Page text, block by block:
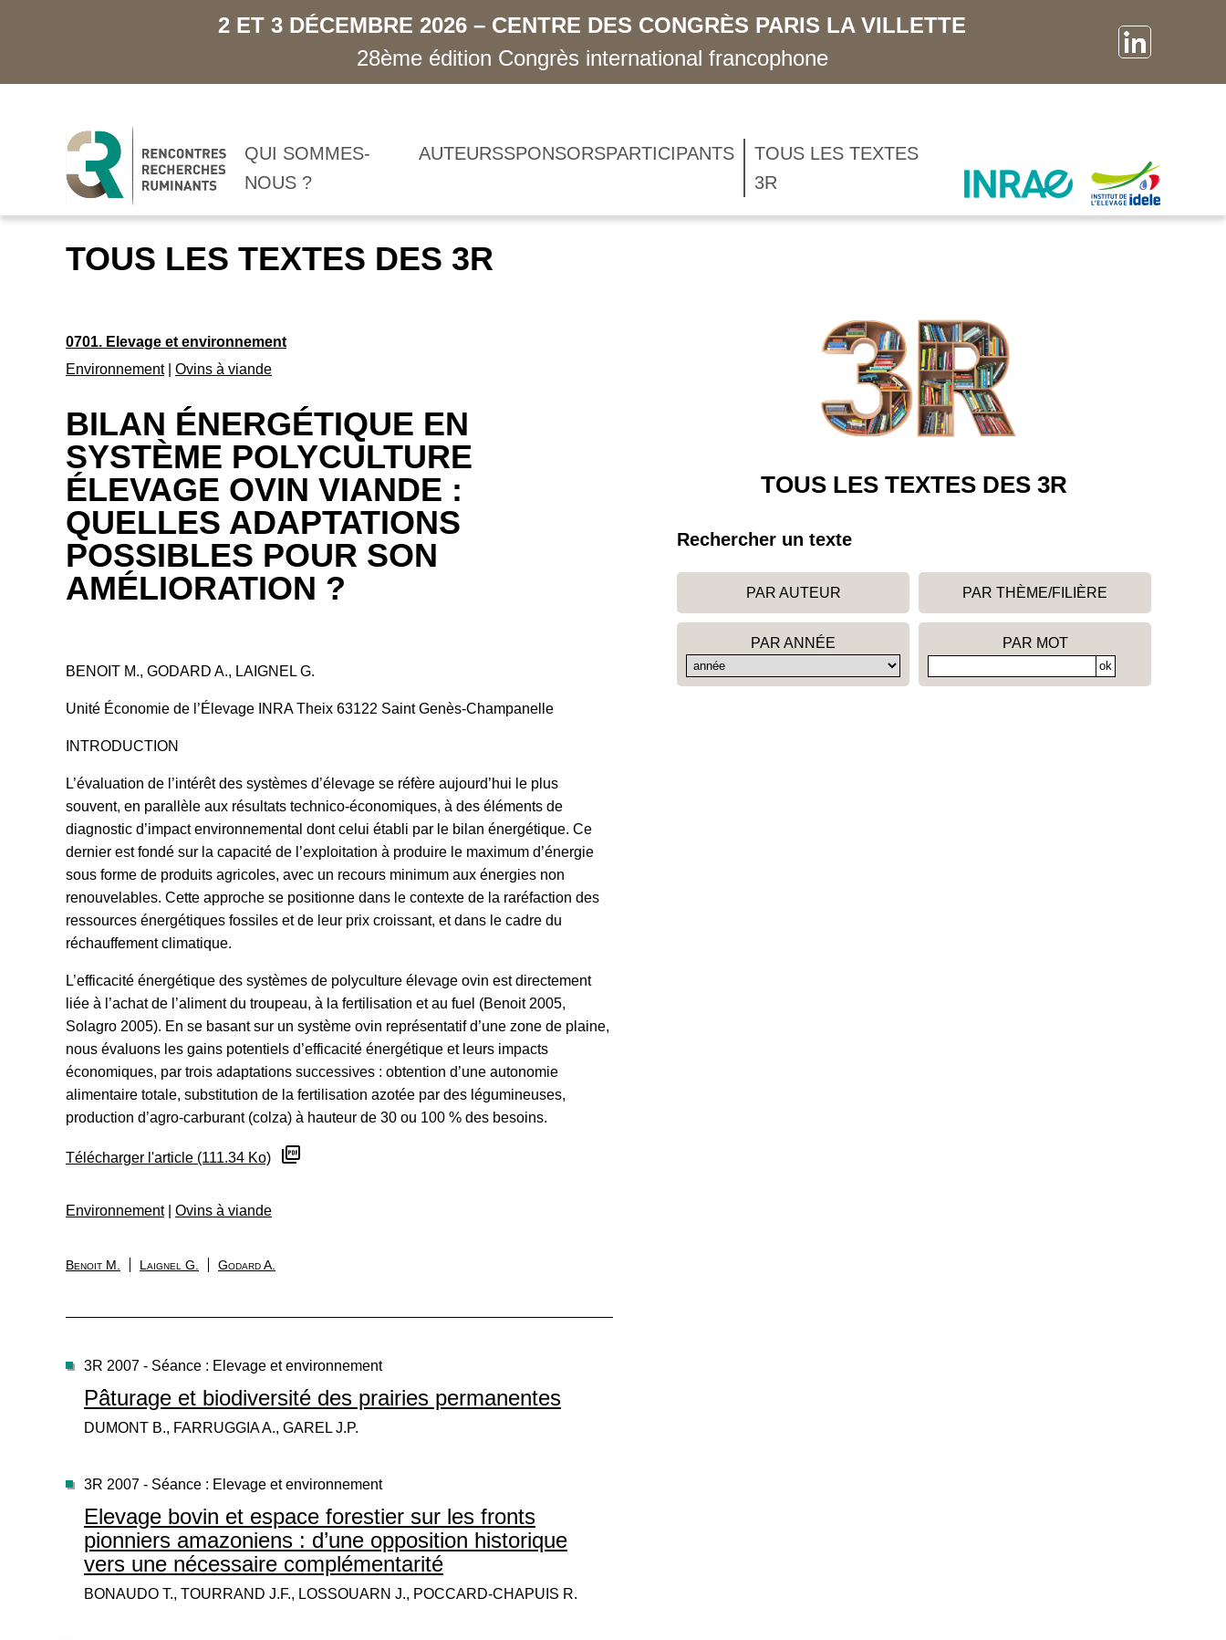
2 ET 3 DÉCEMBRE 2026 – CENTRE DES CONGRÈS PARIS LA VILLETTE
28ème édition Congrès international francophone
QUI SOMMES-
NOUS ?
AUTEURSSPONSORSPARTICIPANTS
TOUS LES TEXTES
3R
TOUS LES TEXTES DES 3R
0701. Elevage et environnement
Environnement| Ovins à viande
BILAN ÉNERGÉTIQUE EN
SYSTÈME POLYCULTURE
ÉLEVAGE OVIN VIANDE :
QUELLES ADAPTATIONS
POSSIBLES POUR SON
AMÉLIORATION ?
BENOIT M., GODARD A., LAIGNEL G.
Unité Économie de l’Élevage INRA Theix 63122 Saint Genès-Champanelle
INTRODUCTION
L’évaluation de l’intérêt des systèmes d’élevage se réfère aujourd’hui le plus
souvent, en parallèle aux résultats technico-économiques, à des éléments de
diagnostic d’impact environnemental dont celui établi par le bilan énergétique. Ce
dernier est fondé sur la capacité de l’exploitation à produire le maximum d’énergie
sous forme de produits agricoles, avec un recours minimum aux énergies non
renouvelables. Cette approche se positionne dans le contexte de la raréfaction des
ressources énergétiques fossiles et de leur prix croissant, et dans le cadre du
réchauffement climatique.
L’efficacité énergétique des systèmes de polyculture élevage ovin est directement
liée à l’achat de l’aliment du troupeau, à la fertilisation et au fuel (Benoit 2005,
Solagro 2005). En se basant sur un système ovin représentatif d’une zone de plaine,
nous évaluons les gains potentiels d’efficacité énergétique et leurs impacts
économiques, par trois adaptations successives : obtention d’une autonomie
alimentaire totale, substitution de la fertilisation azotée par des légumineuses,
production d’agro-carburant (colza) à hauteur de 30 ou 100 % des besoins.
Télécharger l'article (111.34 Ko)
Environnement| Ovins à viande
Benoit M. Laignel G. Godard A.
TOUS LES TEXTES DES 3R
Rechercher un texte
PAR AUTEUR PAR THÈME/FILIÈRE
PAR ANNÉE PAR MOT
3R 2007 - Séance : Elevage et environnement
Pâturage et biodiversité des prairies permanentes
DUMONT B., FARRUGGIA A., GAREL J.P.
3R 2007 - Séance : Elevage et environnement
Elevage bovin et espace forestier sur les fronts
pionniers amazoniens : d’une opposition historique
vers une nécessaire complémentarité
BONAUDO T., TOURRAND J.F., LOSSOUARN J., POCCARD-CHAPUIS R.